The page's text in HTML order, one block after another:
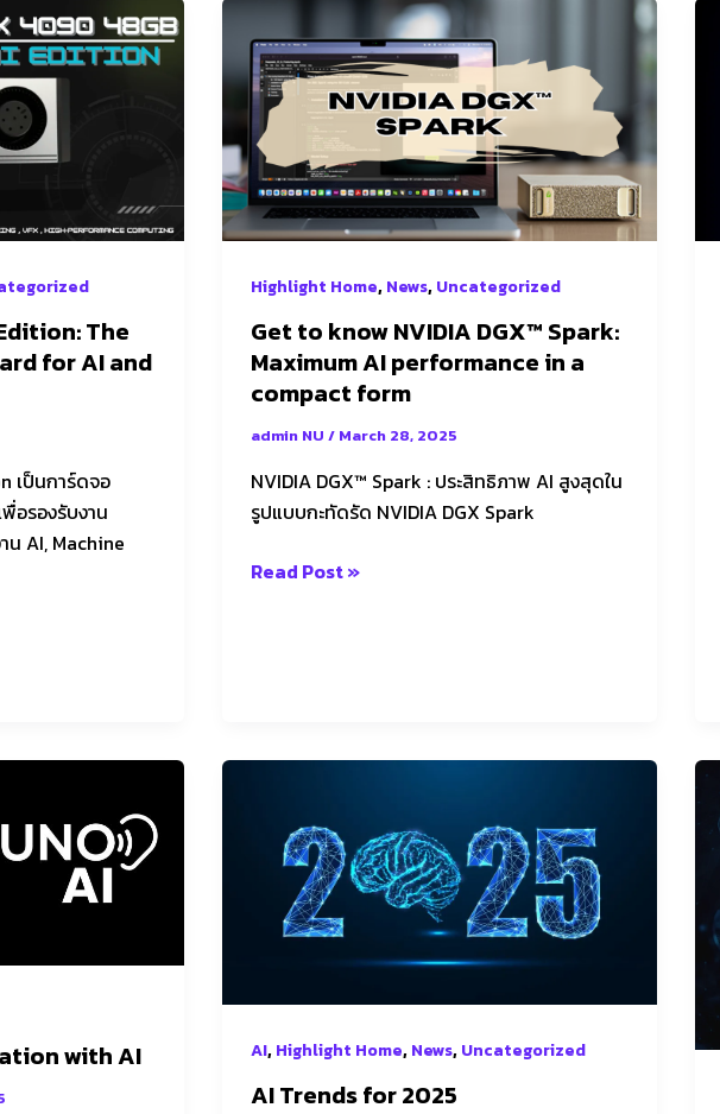
The
for AI and
เป็นการ์ดจอ
อรองรับงาน
น AI, Machine
Highlight Home,News,Uncategorized
Get to know NVIDIA DGX™ Spark:
Maximum AI performance in a
compact form
admin NU/ March 28, 2025
NVIDIA DGX™ Spark : ประสิทธิภาพ AI สูงสุดใน
รูปแบบกะทัดรัด NVIDIA DGX Spark
Get
to
know
NVIDIA
DGX™
Spark:
Maximum
AI
in
a
compact
Read Post »
with AI AI,Highlight Home,News,Uncategorized
AI Trends for 2025
2025